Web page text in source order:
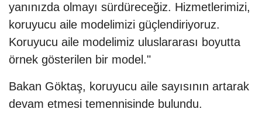
yanınızda olmayı sürdüreceğiz. Hizmetlerimizi,
koruyucu aile modelimizi güçlendiriyoruz.
Koruyucu aile modelimiz uluslararası boyutta
örnek gösterilen bir model."
Bakan Göktaş, koruyucu aile sayısının artarak
devam etmesi temennisinde bulundu.